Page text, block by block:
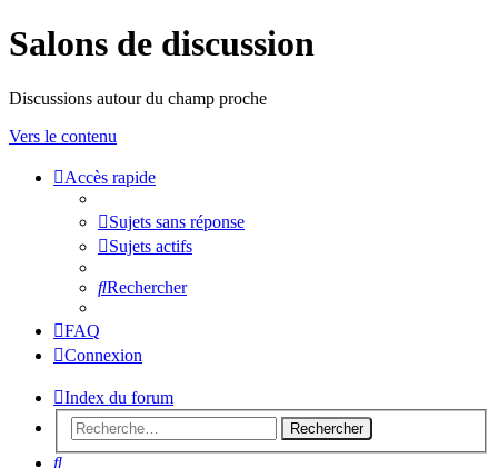
Salons de discussion
Discussions autour du champ proche
Vers le contenu
Accès rapide
Sujets sans réponse
Sujets actifs
Rechercher
FAQ
Connexion
Index du forum
Rechercher
Rechercher